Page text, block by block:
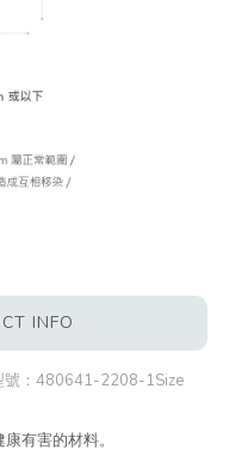
INFO
號：480641-2208-1Size
有害的材料。